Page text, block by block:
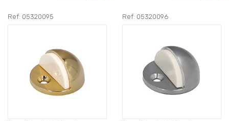
Ref: 05320095 Ref: 05320096